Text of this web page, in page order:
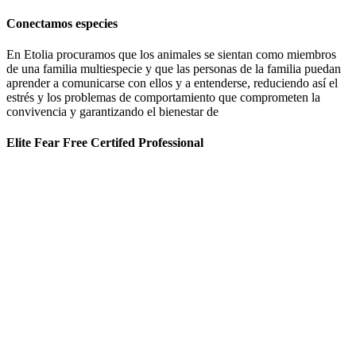
Conectamos especies
En Etolia procuramos que los animales se sientan como miembros
de una familia multiespecie y que las personas de la familia puedan
aprender a comunicarse con ellos y a entenderse, reduciendo así el
estrés y los problemas de comportamiento que comprometen la
convivencia y garantizando el bienestar de
Elite Fear Free Certifed Professional